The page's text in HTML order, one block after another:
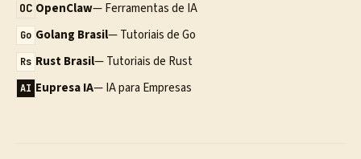
OC OpenClaw— Ferramentas de IA
Go Golang Brasil— Tutoriais de Go
Rs Rust Brasil— Tutoriais de Rust
AI Eupresa IA— IA para Empresas